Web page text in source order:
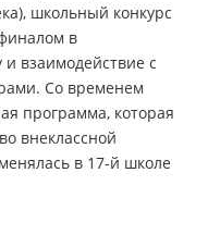
школьный конкурс
в
и взаимодействие с
Со временем
программа, которая
внеклассной
в 17-й школе